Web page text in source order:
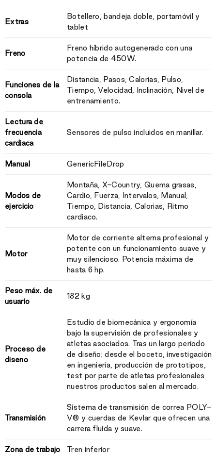
Extras
Botellero, bandeja doble, portamóvil y
tablet
Freno
Freno híbrido autogenerado con una
potencia de 450W.
Funciones de la
consola
Distancia, Pasos, Calorías, Pulso,
Tiempo, Velocidad, Inclinación, Nivel de
entrenamiento.
Lectura de
frecuencia
cardiaca
Sensores de pulso incluidos en manillar.
Manual GenericFileDrop
Modos de
ejercicio
Montaña, X-Country, Quema grasas,
Cardio, Fuerza, Intervalos, Manual,
Tiempo, Distancia, Calorias, Ritmo
cardiaco.
Motor
Motor de corriente alterna profesional y
potente con un funcionamiento suave y
muy silencioso. Potencia máxima de
hasta 6 hp.
Peso máx. de
usuario
182 kg
Proceso de
diseno
Estudio de biomecánica y ergonomía
bajo la supervisión de profesionales y
atletas asociados. Tras un largo período
de diseño; desde el boceto, investigación
en ingeniería, producción de prototipos,
test por parte de atletas profesionales
nuestros productos salen al mercado.
Transmisión
Sistema de transmisión de correa POLY-
V® y cuerdas de Kevlar que ofrecen una
carrera fluida y suave.
Zona de trabajo Tren inferior